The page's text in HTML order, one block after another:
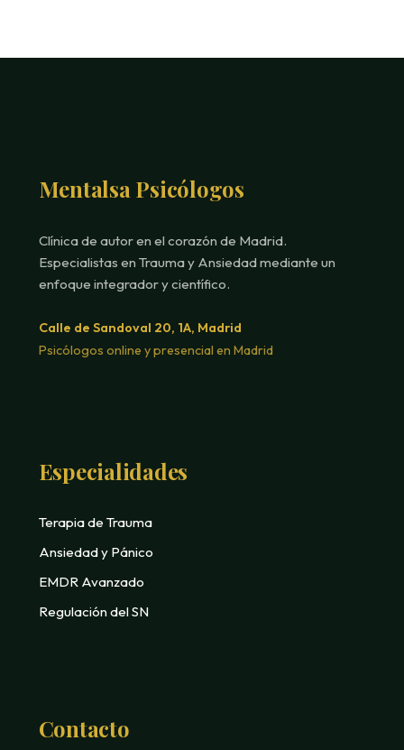
Mentalsa Psicólogos
Clínica de autor en el corazón de Madrid.
Especialistas en Trauma y Ansiedad mediante un
enfoque integrador y científico.
Calle de Sandoval 20, 1A, Madrid
Psicólogos online y presencial en Madrid
Especialidades
Terapia de Trauma
Ansiedad y Pánico
EMDR Avanzado
Regulación del SN
Contacto